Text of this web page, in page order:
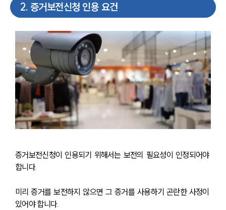
2. 증거보전신청 인용 요건
증거보전신청이 인용되기 위해서는 보전의 필요성이 인정되어야
합니다.
미리 증거를 보전하지 않으면 그 증거를 사용하기 곤란한 사정이
있어야 합니다.